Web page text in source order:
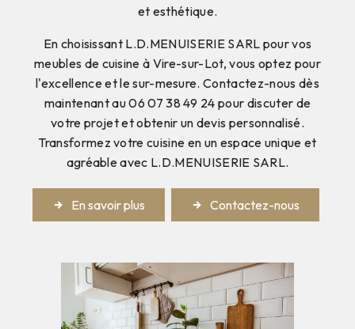
et esthétique.
En choisissant L.D.MENUISERIE SARL pour vos
meubles de cuisine à Vire-sur-Lot, vous optez pour
l'excellence et le sur-mesure. Contactez-nous dès
maintenant au 06 07 38 49 24 pour discuter de
votre projet et obtenir un devis personnalisé.
Transformez votre cuisine en un espace unique et
agréable avec L.D.MENUISERIE SARL.
En savoir plus Contactez-nous